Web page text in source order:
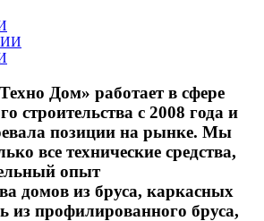
Дом» работает в сфере
строительства с 2008 года и
позиции на рынке. Мы
все технические средства,
опыт
домов из бруса, каркасных
из профилированного бруса,